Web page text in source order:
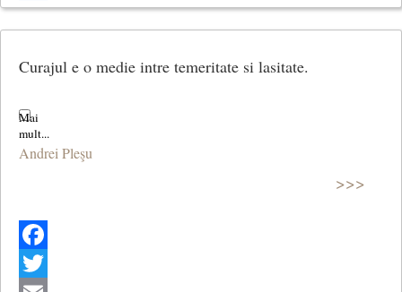
Share
Curajul e o medie intre temeritate si lasitate.
Andrei Pleşu
>>>
Facebook